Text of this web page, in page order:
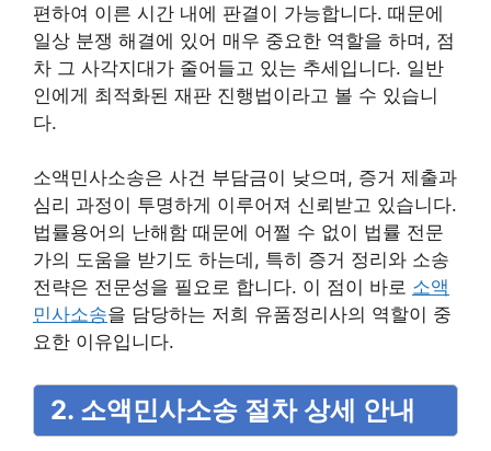
편하여 이른 시간 내에 판결이 가능합니다. 때문에
일상 분쟁 해결에 있어 매우 중요한 역할을 하며, 점
차 그 사각지대가 줄어들고 있는 추세입니다. 일반
인에게 최적화된 재판 진행법이라고 볼 수 있습니
다.
소액민사소송은 사건 부담금이 낮으며, 증거 제출과
심리 과정이 투명하게 이루어져 신뢰받고 있습니다.
법률용어의 난해함 때문에 어쩔 수 없이 법률 전문
가의 도움을 받기도 하는데, 특히 증거 정리와 소송
전략은 전문성을 필요로 합니다. 이 점이 바로 소액
민사소송을 담당하는 저희 유품정리사의 역할이 중
요한 이유입니다.
2. 소액민사소송 절차 상세 안내